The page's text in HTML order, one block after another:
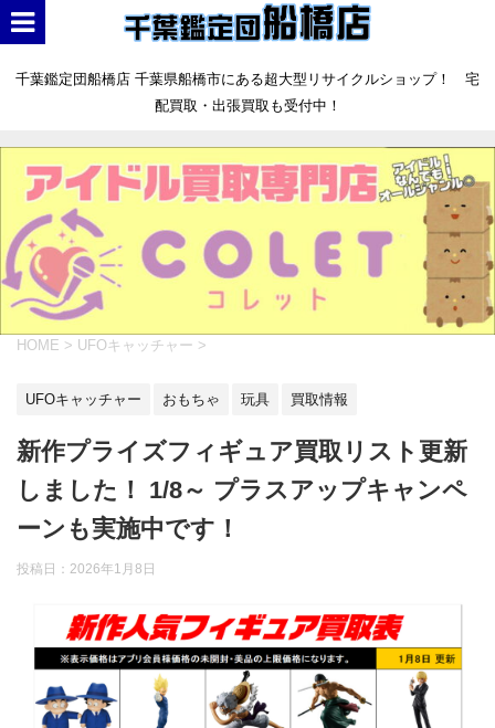
千葉鑑定団船橋店 千葉県船橋市にある超大型リサイクルショップ！ 宅
配買取・出張買取も受付中！
HOME > UFOキャッチャー >
UFOキャッチャー おもちゃ 玩具 買取情報
新作プライズフィギュア買取リスト更新
しました！ 1/8～ プラスアップキャンペ
ーンも実施中です！
投稿日： 2026年1月8日